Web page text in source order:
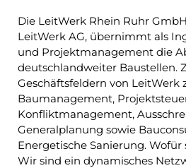
Die LeitWerk Rhein Ruhr
LeitWerk AG, übernimmt als
und Projektmanagement die
deutschlandweiter Baustellen.
Geschäftsfeldern von LeitWerk
Baumanagement,
Konfliktmanagement,
Generalplanung sowie
Energetische Sanierung.
Wir sind ein dynamisches